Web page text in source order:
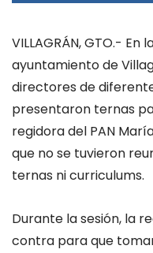
VILLAGRÁN, GTO.-
ayuntamiento de
directores de
presentaron ternas
regidora del PAN
que no se tuvieron
ternas ni curriculums.
Durante la sesión, la
contra para que